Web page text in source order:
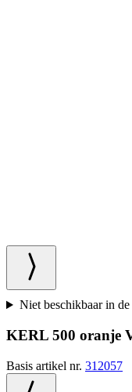
Niet beschikbaar in
KERL 500 oranje
Basis artikel nr. 312057